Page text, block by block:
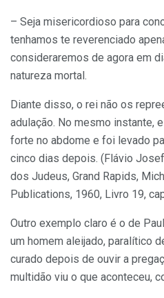
– Seja misericordioso para
tenhamos te reverenciado
consideraremos de agora em
natureza mortal.
Diante disso, o rei não os
adulação. No mesmo instante,
forte no abdome e foi levado
cinco dias depois. (Flávio
dos Judeus, Grand Rapids,
Publications, 1960, Livro 19,
Outro exemplo claro é o de
um homem aleijado, paralítico
curado depois de ouvir a
multidão viu o que aconteceu,